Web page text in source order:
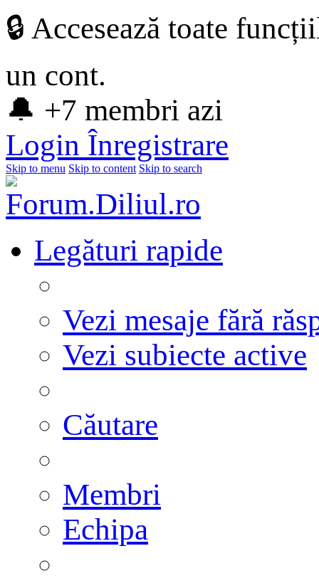
🔒 Accesează toate
un cont.
🔔 +7 membri azi
Login Înregistrare
Skip to menu Skip to content Skip to search
Legături rapide
Vezi mesaje fără
Vezi subiecte active
Căutare
Membri
Echipa